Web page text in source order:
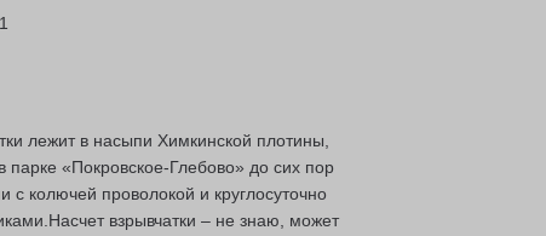
лежит в насыпи Химкинской плотины,
парке «Покровское-Глебово» до сих пор
с колючей проволокой и круглосуточно
взрывчатки – не знаю, может